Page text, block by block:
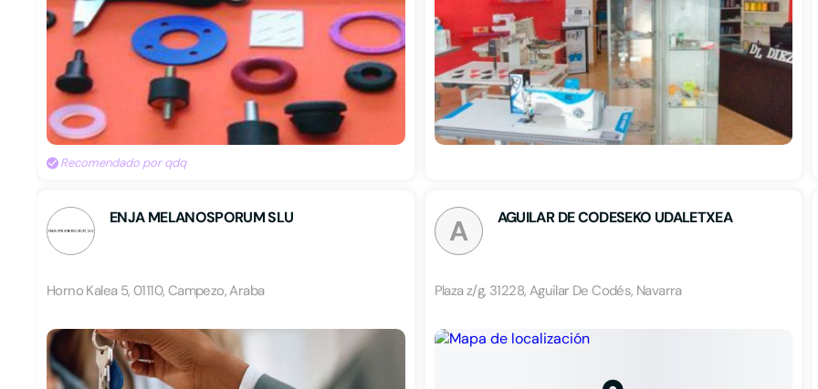
Recomendado por qdq
ENJA MELANOSPORUM SLU
Horno Kalea 5, 01110, Campezo, Araba
A AGUILAR DE CODESEKO UDALETXEA
Plaza z/g, 31228, Aguilar De Codés, Navarra